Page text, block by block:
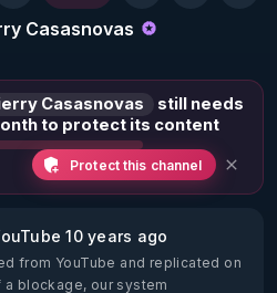
Casasnovas
Casasnovas
still needs
to protect its content
Protect this channel
10 years ago
from YouTube and replicated on
a blockage, our system